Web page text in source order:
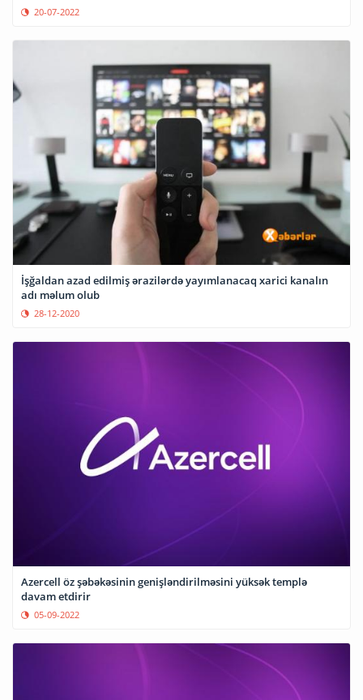
20-07-2022
İşğaldan azad edilmiş ərazilərdə yayımlanacaq xarici kanalın
adı məlum olub
28-12-2020
Azercell öz şəbəkəsinin genişləndirilməsini yüksək templə
davam etdirir
05-09-2022